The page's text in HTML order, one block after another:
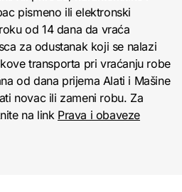
pismeno ili elektronski
od 14 dana da vraća
za odustanak koji se nalazi
transporta pri vraćanju robe
od dana prijema Alati i Mašine
novac ili zameni robu. Za
na link Prava i obaveze